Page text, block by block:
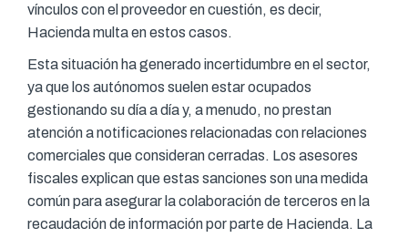
vínculos con el proveedor en cuestión, es decir,
Hacienda multa en estos casos.
Esta situación ha generado incertidumbre en el sector,
ya que los autónomos suelen estar ocupados
gestionando su día a día y, a menudo, no prestan
atención a notificaciones relacionadas con relaciones
comerciales que consideran cerradas. Los asesores
fiscales explican que estas sanciones son una medida
común para asegurar la colaboración de terceros en la
recaudación de información por parte de Hacienda. La